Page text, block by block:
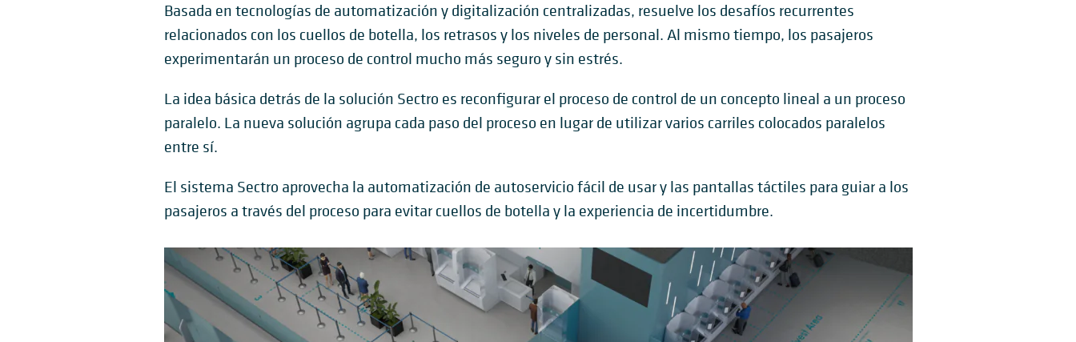
Basada en tecnologías de automatización y digitalización centralizadas, resuelve los desafíos recurrentes
relacionados con los cuellos de botella, los retrasos y los niveles de personal. Al mismo tiempo, los pasajeros
experimentarán un proceso de control mucho más seguro y sin estrés.
La idea básica detrás de la solución Sectro es reconfigurar el proceso de control de un concepto lineal a un proceso
paralelo. La nueva solución agrupa cada paso del proceso en lugar de utilizar varios carriles colocados paralelos
entre sí.
El sistema Sectro aprovecha la automatización de autoservicio fácil de usar y las pantallas táctiles para guiar a los
pasajeros a través del proceso para evitar cuellos de botella y la experiencia de incertidumbre.